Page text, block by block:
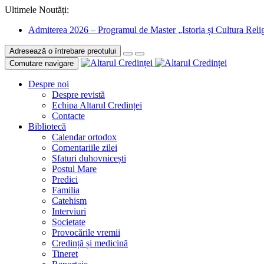
Ultimele Noutăți:
Admiterea 2026 – Programul de Master „Istoria și Cultura
Adresează o întrebare preotului
Comutare navigare
Despre noi
Despre revistă
Echipa Altarul Credinței
Contacte
Bibliotecă
Calendar ortodox
Comentariile zilei
Sfaturi duhovnicești
Postul Mare
Predici
Familia
Catehism
Interviuri
Societate
Provocările vremii
Credință și medicină
Tineret